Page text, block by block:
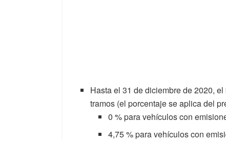
Hasta el 31 de diciembre de 2020,
tramos (el porcentaje se aplica del
0 % para vehículos con
4,75 % para vehículos con